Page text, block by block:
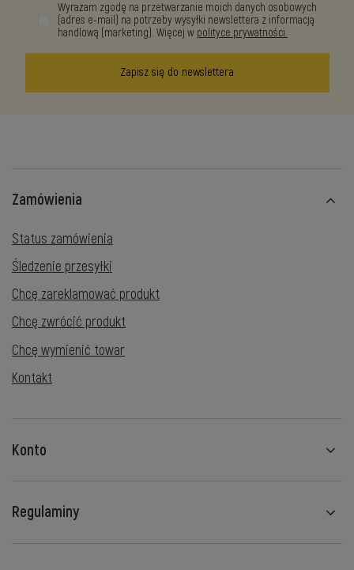
Wyrażam zgodę na przetwarzanie moich danych osobowych
(adres e-mail) na potrzeby wysyłki newslettera z informacją
handlową (marketing). Więcej w polityce prywatności.
Zapisz się do newslettera
Zamówienia
Status zamówienia
Śledzenie przesyłki
Chcę zareklamować produkt
Chcę zwrócić produkt
Chcę wymienić towar
Kontakt
Konto
Regulaminy